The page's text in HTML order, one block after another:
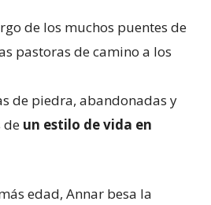
de los muchos puentes de
pastoras de camino a los
de piedra, abandonadas y
de un estilo de vida en
edad, Annar besa la